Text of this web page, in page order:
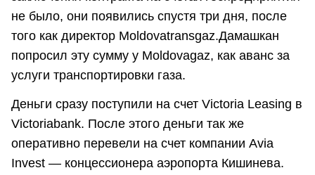
не было, они появились спустя три дня, после
того как директор Moldovatransgaz.Дамашкан
попросил эту сумму у Moldovagaz, как аванс за
услуги транспортировки газа.
Деньги сразу поступили на счет Victoria Leasing в
Victoriabank. После этого деньги так же
оперативно перевели на счет компании Avia
Invest — концессионера аэропорта Кишинева.